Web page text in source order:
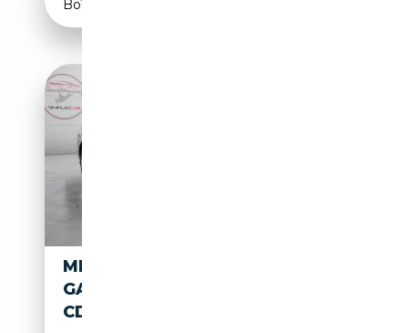
Boîte automatique
MERCEDES-BENZ CLS 250
GARANTIE 12 MOIS* CLS 250
CDI BE